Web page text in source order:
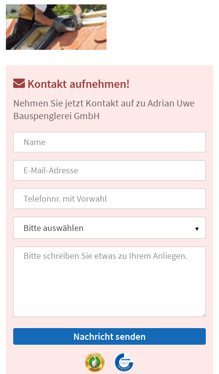
Kontakt aufnehmen!
Nehmen Sie jetzt Kontakt auf zu Adrian Uwe
Bauspenglerei GmbH
Nachricht senden